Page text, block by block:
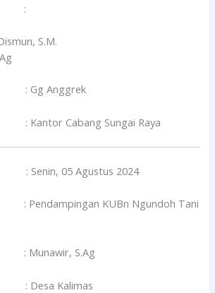
:
S.M.
: Gg Anggrek
Kantor Cabang Sungai Raya
: Senin, 05 Agustus 2024
Pendampingan KUBn Ngundoh Tani
S.Ag
: Desa Kalimas